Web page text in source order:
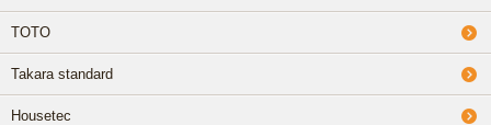
TOTO
Takara standard
Housetec